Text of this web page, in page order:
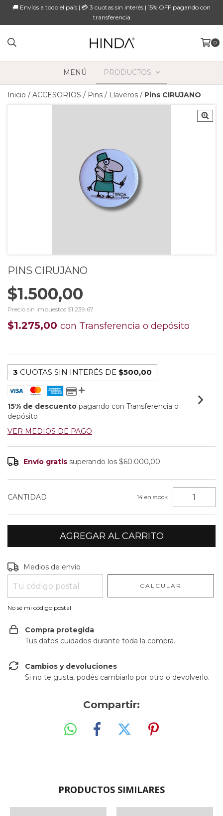
🚚 Envíos a todo el país | 💳 3 cuotas sin interés | 15% OFF pagando con
transferencia
0
MENÚ PRODUCTOS
Inicio / ACCESORIOS / Pins / Llaveros / Pins CIRUJANO
PINS CIRUJANO
$1.500,00
Precio sin impuestos $1.239,67
$1.275,00 con Transferencia o depósito
3 CUOTAS SIN INTERÉS DE $500,00
15% de descuento pagando con Transferencia o
depósito
VER MEDIOS DE PAGO
Envío gratis superando los$60.000,00
CANTIDAD 14 en stock
Entregas para el CP:
Medios de envío
CALCULAR
No sé mi código postal
Compra protegida
Tus datos cuidados durante toda la compra.
Cambios y devoluciones
Si no te gusta, podés cambiarlo por otro o devolverlo.
Compartir:
PRODUCTOS SIMILARES